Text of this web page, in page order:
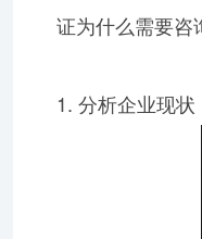
证为什么需要咨
1. 分析企业现